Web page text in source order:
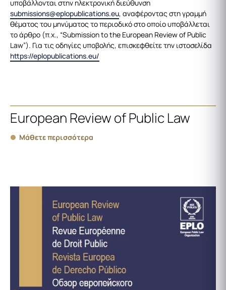
υποβάλλονται στην ηλεκτρονική διεύθυνση
submissions@eplopublications.eu, αναφέροντας στη γραμμή
θέματος του μηνύματος το περιοδικό στο οποίο υποβάλλεται
το άρθρο (π.χ., “Submission to the European Review of Public
Law”). Για τις οδηγίες υποβολής, επισκεφθείτε την ιστοσελίδα
https://eplopublications.eu/
European Review of Public Law
Μάθετε περισσότερα